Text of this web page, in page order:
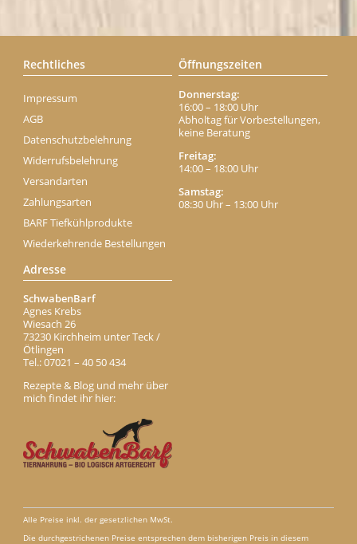
Rechtliches
Impressum
AGB
Datenschutzbelehrung
Widerrufsbelehrung
Versandarten
Zahlungsarten
BARF Tiefkühlprodukte
Wiederkehrende Bestellungen
Öffnungszeiten
Donnerstag:
16:00 – 18:00 Uhr
Abholtag für Vorbestellungen,
keine Beratung
Freitag:
14:00 – 18:00 Uhr
Samstag:
08:30 Uhr – 13:00 Uhr
Adresse
SchwabenBarf
Agnes Krebs
Wiesach 26
73230 Kirchheim unter Teck /
Ötlingen
Tel.: 07021 – 40 50 434
Rezepte & Blog und mehr über
mich findet ihr hier:
Alle Preise inkl. der gesetzlichen MwSt.
Die durchgestrichenen Preise entsprechen dem bisherigen Preis in diesem